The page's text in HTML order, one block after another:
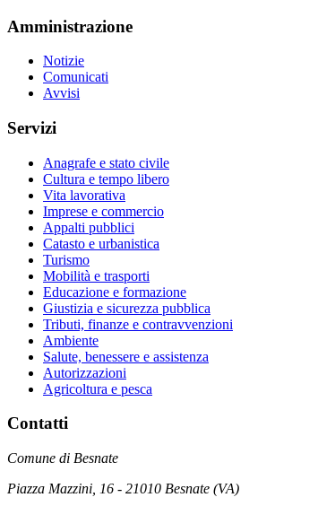
Amministrazione
Notizie
Comunicati
Avvisi
Servizi
Anagrafe e stato civile
Cultura e tempo libero
Vita lavorativa
Imprese e commercio
Appalti pubblici
Catasto e urbanistica
Turismo
Mobilità e trasporti
Educazione e formazione
Giustizia e sicurezza pubblica
Tributi, finanze e contravvenzioni
Ambiente
Salute, benessere e assistenza
Autorizzazioni
Agricoltura e pesca
Contatti
Comune di Besnate
Piazza Mazzini, 16 - 21010 Besnate (VA)